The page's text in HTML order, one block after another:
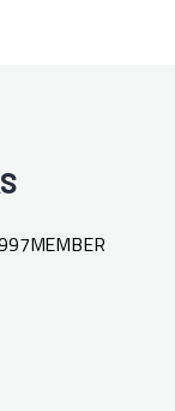
MEMBER